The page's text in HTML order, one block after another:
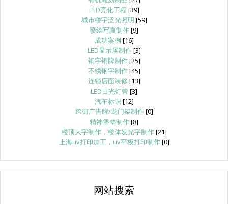
LED亮化工程 [39]
城市楼宇泛光照明 [59]
喷绘写真制作[9]
成功案例 [16]
LED显示屏制作[3]
铜字铜牌制作[25]
不锈钢字制作[45]
连锁店面装修 [13]
LED日光灯管[3]
汽车标识 [12]
跨街广告牌/龙门架制作[0]
精神堡垒制作[8]
楼顶大字制作，楼体发光字制作[21]
上海uv打印加工，uv平板打印制作[0]
网站搜索